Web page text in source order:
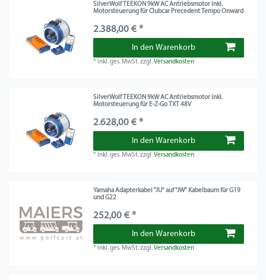
SilverWolf TEEKON 9kW AC Antriebsmotor inkl.
Motorsteuerung für Clubcar Precedent Tempo Onward
2.388,00 € *
In den Warenkorb
*inkl. ges. MwSt.zzgl.Versandkosten
SilverWolf TEEKON 9kW AC Antriebsmotor inkl.
Motorsteuerung für E-Z-Go TXT 48V
2.628,00 € *
In den Warenkorb
*inkl. ges. MwSt.zzgl.Versandkosten
Yamaha Adapterkabel "JU" auf "JW" Kabelbaum für G19
und G22
252,00 € *
In den Warenkorb
*inkl. ges. MwSt.zzgl.Versandkosten